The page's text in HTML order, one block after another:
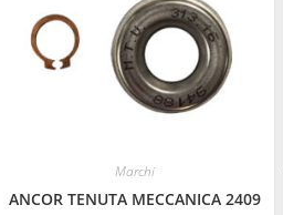
Marchi
ANCOR TENUTA MECCANICA 2409